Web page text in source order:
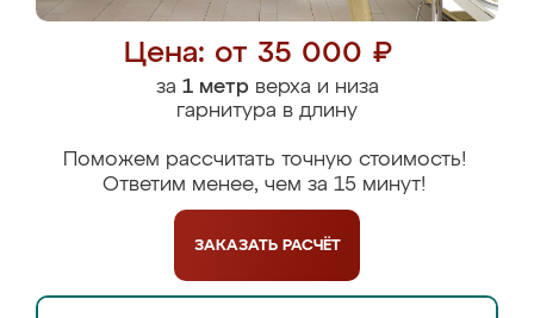
Цена: от 35 000 ₽
за 1 метрверха и низа
гарнитура в длину
Поможем рассчитать точную стоимость!
Ответим менее, чем за 15 минут!
ЗАКАЗАТЬ РАСЧЁТ